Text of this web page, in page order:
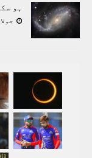
ہو
جولائی